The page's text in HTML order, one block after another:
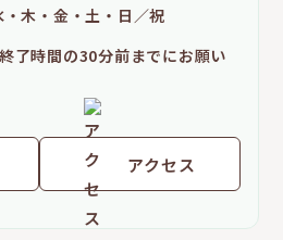
木・金・土・日／祝
了時間の30分前までにお願い
アクセス